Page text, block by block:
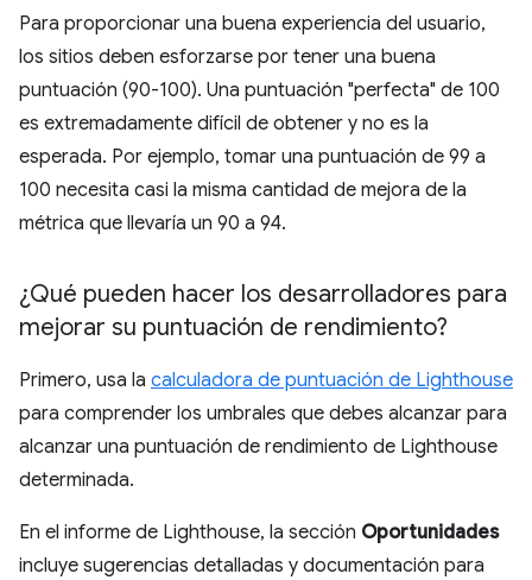
Para proporcionar una buena experiencia del usuario,
los sitios deben esforzarse por tener una buena
puntuación (90-100). Una puntuación "perfecta" de 100
es extremadamente difícil de obtener y no es la
esperada. Por ejemplo, tomar una puntuación de 99 a
100 necesita casi la misma cantidad de mejora de la
métrica que llevaría un 90 a 94.
¿Qué pueden hacer los desarrolladores para
mejorar su puntuación de rendimiento?
Primero, usa la calculadora de puntuación de Lighthouse
para comprender los umbrales que debes alcanzar para
alcanzar una puntuación de rendimiento de Lighthouse
determinada.
En el informe de Lighthouse, la sección Oportunidades
incluye sugerencias detalladas y documentación para